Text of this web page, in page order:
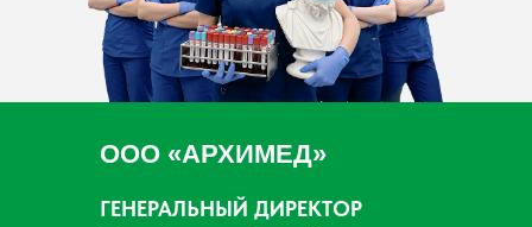
ГЕНЕРАЛЬНЫЙ ДИРЕКТОР
ООО «АРХИМЕД»